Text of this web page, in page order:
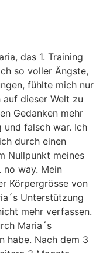
das 1. Training
so voller Ängste,
fühlte mich nur
dieser Welt zu
Gedanken mehr
und falsch war. Ich
durch einen
Nullpunkt meines
no way. Mein
Körpergrösse von
Unterstützung
mehr verfassen.
Maria´s
habe. Nach dem 3